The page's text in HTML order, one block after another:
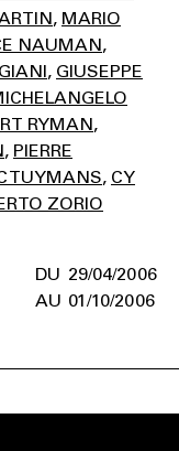
MARIO
NAUMAN
GIUSEPPE
RYMAN
PIERRE
TUYMANS CY
ZORIO
29/04/2006
01/10/2006